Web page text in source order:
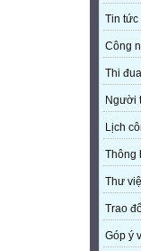
Tin tức
Công
Thi
Người
Lịch
Thông
Thư
Trao
Góp ý